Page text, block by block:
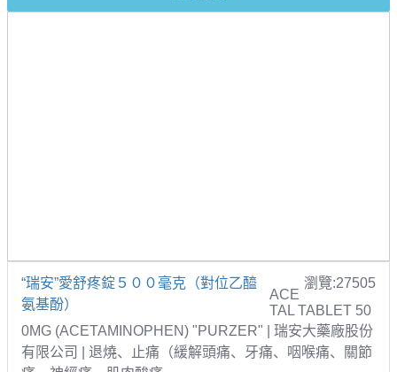
“瑞安”愛舒疼錠５００毫克（對位乙醯
氨基酚）
瀏覽:27505
ACE
TAL TABLET 50
0MG (ACETAMINOPHEN) "PURZER" | 瑞安大藥廠股份
有限公司 | 退燒、止痛（緩解頭痛、牙痛、咽喉痛、關節